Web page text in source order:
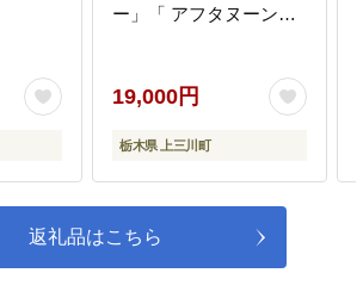
ー」「 アフタヌーンテ
ンティー フレーバード
ティー ギフト 贈り物 贈
答 プレゼント ティーバ
19,000円
栃木県 上三川町
返礼品はこちら